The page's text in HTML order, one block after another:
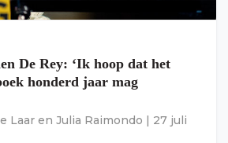
De Rey: ‘Ik hoop dat het
honderd jaar mag
Laar en Julia Raimondo
27 juli